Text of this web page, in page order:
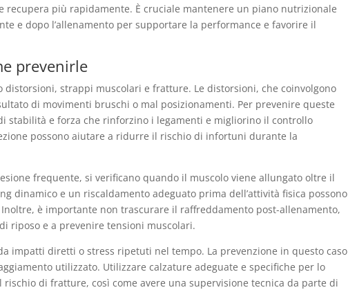
recupera più rapidamente. È cruciale mantenere un piano nutrizionale
e dopo l’allenamento per supportare la performance e favorire il
prevenirle
strappi muscolari e fratture. Le distorsioni, che coinvolgono
di movimenti bruschi o mal posizionamenti. Per prevenire queste
stabilità e forza che rinforzino i legamenti e migliorino il controllo
possono aiutare a ridurre il rischio di infortuni durante la
frequente, si verificano quando il muscolo viene allungato oltre il
dinamico e un riscaldamento adeguato prima dell’attività fisica possono
è importante non trascurare il raffreddamento post-allenamento,
riposo e a prevenire tensioni muscolari.
impatti diretti o stress ripetuti nel tempo. La prevenzione in questo caso
utilizzato. Utilizzare calzature adeguate e specifiche per lo
di fratture, così come avere una supervisione tecnica da parte di